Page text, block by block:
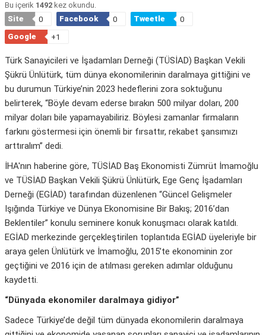
Bu içerik 1492 kez okundu.
Site
0 Facebook 0 Tweetle
0
Google
+1
Türk Sanayicileri ve İşadamları Derneği (TÜSİAD) Başkan Vekili
Şükrü Ünlütürk, tüm dünya ekonomilerinin daralmaya gittiğini ve
bu durumun Türkiye’nin 2023 hedeflerini zora soktuğunu
belirterek, “Böyle devam ederse bırakın 500 milyar doları, 200
milyar doları bile yapamayabiliriz. Böylesi zamanlar firmaların
farkını göstermesi için önemli bir fırsattır, rekabet şansımızı
arttıralım” dedi.
İHA'nın haberine göre, TÜSİAD Baş Ekonomisti Zümrüt İmamoğlu
ve TÜSİAD Başkan Vekili Şükrü Ünlütürk, Ege Genç İşadamları
Derneği (EGİAD) tarafından düzenlenen “Güncel Gelişmeler
Işığında Türkiye ve Dünya Ekonomisine Bir Bakış; 2016’dan
Beklentiler” konulu seminere konuk konuşmacı olarak katıldı.
EGİAD merkezinde gerçekleştirilen toplantıda EGİAD üyeleriyle bir
araya gelen Ünlütürk ve İmamoğlu, 2015’te ekonominin zor
geçtiğini ve 2016 için de atılması gereken adımlar olduğunu
kaydetti.
“Dünyada ekonomiler daralmaya gidiyor”
Sadece Türkiye’de değil tüm dünyada ekonomilerin daralmaya